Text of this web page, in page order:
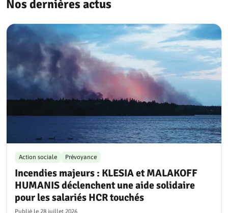
Nos dernières actus
Incendies majeurs : KLESIA et MALAKOFF
HUMANIS déclenchent une aide solidaire
pour les salariés HCR touchés
Action sociale Prévoyance
Publié le 28 juillet 2026